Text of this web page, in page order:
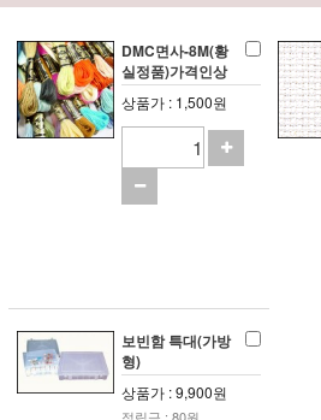
DMC면사-8M(황
실정품)가격인상
상품가 : 1,500원
보빈함 특대(가방
형)
상품가 : 9,900원